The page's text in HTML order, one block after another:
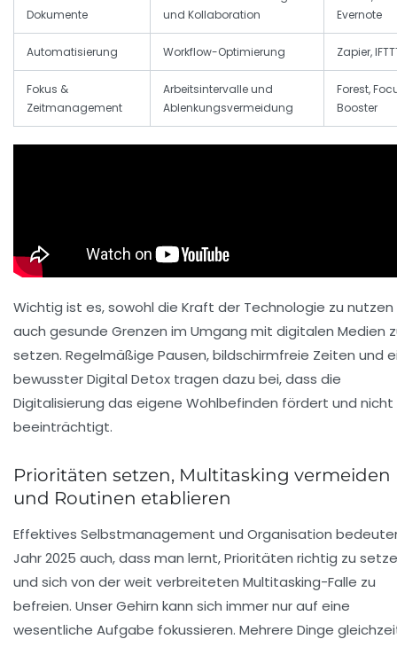
Dokumente
und Kollaboration
Evernote
Automatisierung Workflow-Optimierung Zapier,
Fokus &
Zeitmanagement
Arbeitsintervalle und
Ablenkungsvermeidung
Forest,
Booster
Wichtig ist es, sowohl die Kraft der Technologie zu nutzen
auch gesunde Grenzen im Umgang mit digitalen Medien
setzen. Regelmäßige Pausen, bildschirmfreie Zeiten und
bewusster Digital Detox tragen dazu bei, dass die
Digitalisierung das eigene Wohlbefinden fördert und nicht
beeinträchtigt.
Prioritäten setzen, Multitasking vermeiden
und Routinen etablieren
Effektives Selbstmanagement und Organisation
Jahr 2025 auch, dass man lernt, Prioritäten richtig zu
und sich von der weit verbreiteten Multitasking-Falle zu
befreien. Unser Gehirn kann sich immer nur auf eine
wesentliche Aufgabe fokussieren. Mehrere Dinge